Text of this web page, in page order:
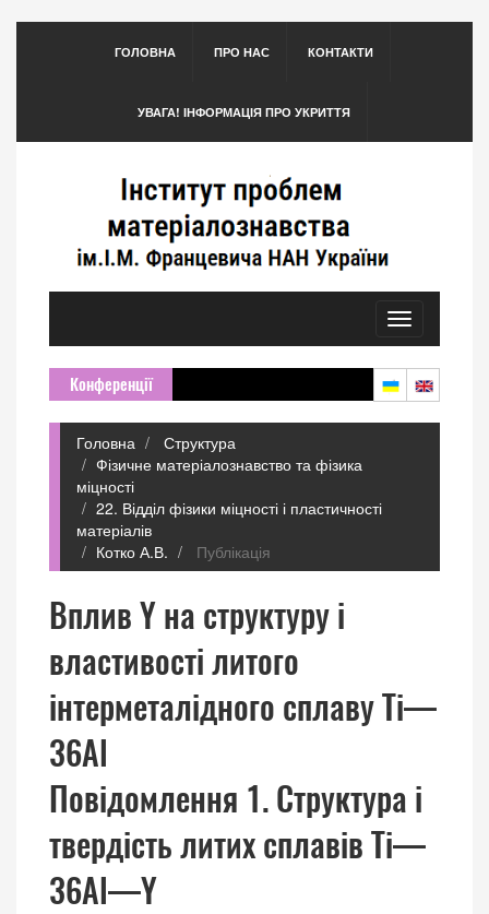
ГОЛОВНА ПРО НАС КОНТАКТИ
УВАГА! ІНФОРМАЦІЯ ПРО УКРИТТЯ
Toggle
navigation
Конференції
Головна
Структура
Фізичне матеріалознавство та фізика
міцності
22. Відділ фізики міцності і пластичності
матеріалів
Котко А.В.
Публікація
Вплив Y на структуру і
властивості литого
інтерметалідного сплаву Ті—
36Аl
Повідомлення 1. Структура і
твердість литих сплавів Ті—
36Аl—Y